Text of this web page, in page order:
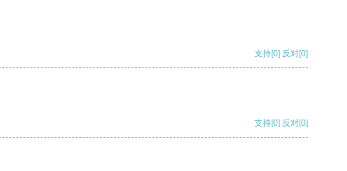
支持[0] 反对[0]
支持[0] 反对[0]